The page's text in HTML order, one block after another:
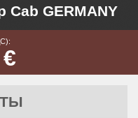
Cab GERMANY